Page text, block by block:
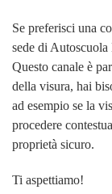
Se preferisci una
sede di
Questo canale è
della visura, hai
ad esempio se la
procedere
proprietà sicuro.
Ti aspettiamo!